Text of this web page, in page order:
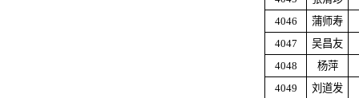
4046
蒲师寿
4047
吴昌友
4048
杨萍
4049
刘道发